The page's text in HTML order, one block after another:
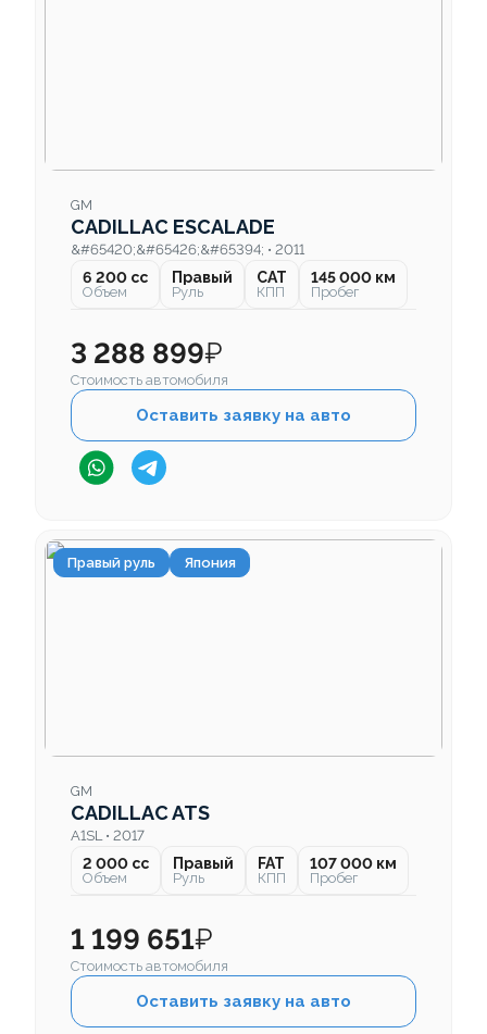
GM
CADILLAC ESCALADE
&#65420;&#65426;&#65394; • 2011
6 200 cc
Объем
Правый
Руль
CAT
КПП
145 000 км
Пробег
3 288 899₽
Стоимость автомобиля
Оставить заявку на авто
Правый руль Япония
GM
CADILLAC ATS
A1SL • 2017
2 000 cc
Объем
Правый
Руль
FAT
КПП
107 000 км
Пробег
1 199 651₽
Стоимость автомобиля
Оставить заявку на авто